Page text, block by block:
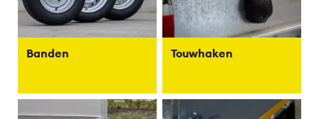
Banden Touwhaken